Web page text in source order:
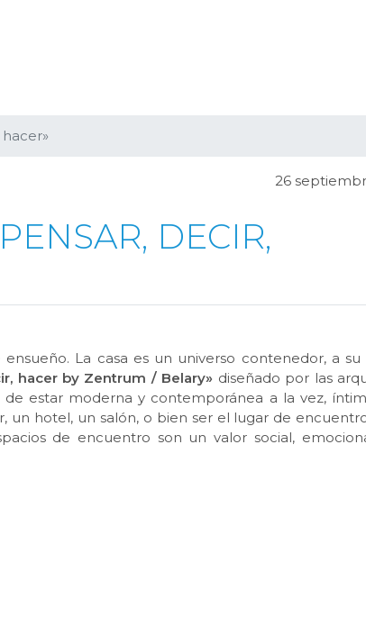
26
DECIR,
La casa es un universo contenedor, a su
hacer by Zentrum / Belary» diseñado por las
estar moderna y contemporánea a la vez,
un hotel, un salón, o bien ser el lugar de
de encuentro son un valor social,